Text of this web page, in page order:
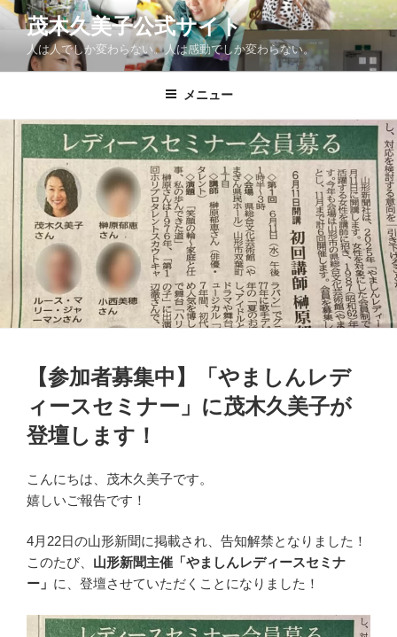
コ
ン
茂木久美子公式サイト
人は人でしか変わらない。人は感動でしか変わらない。
メニュー
【参加者募集中】「やましんレデ
ィースセミナー」に茂木久美子が
登壇します！
こんにちは、茂木久美子です。
嬉しいご報告です！
4月22日の山形新聞に掲載され、告知解禁となりました！
このたび、 山形新聞主催「やましんレディースセミナ
ー」 に、登壇させていただくことになりました！